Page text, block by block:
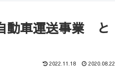
動車運送事業 と
2022.11.18 2020.08.22